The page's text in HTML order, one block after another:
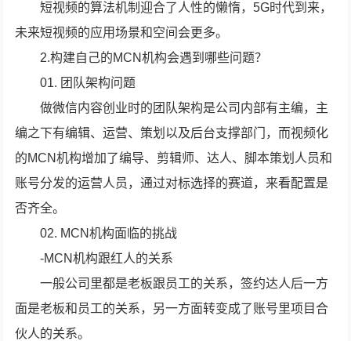
短视频的算法机制迎合了人性的懒惰，5G时代到来，
未来短视频的应用场景和空间会更多。
2.构建自己的MCN机构会遇到哪些问题？
01. 团队架构问题
做微信内容创业时的团队架构是公司内部有主编，主
编之下有编辑、运营、策划以及后台支撑部门，而视频化
的MCN机构增加了编导、剪辑师、达人、脚本策划人员和
账号分发的运营人员，通过对标选择的赛道，来看配置是
否齐全。
02. MCN机构面临的挑战
-MCN机构跟红人的关系
一般公司里都是老板跟员工的关系，签约达人后一方
面是老板和员工的关系，另一方面转变成了账号里项目合
伙人的关系。